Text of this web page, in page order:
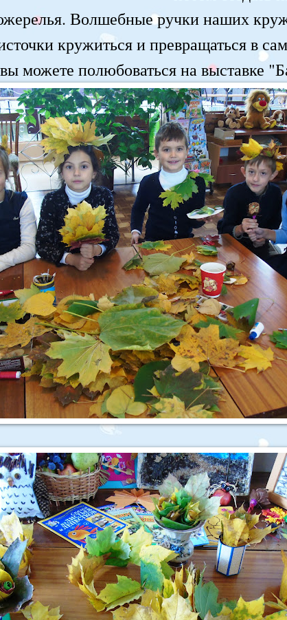
Волшебные ручки наших
кружиться и превращаться в
можете полюбоваться на выставке